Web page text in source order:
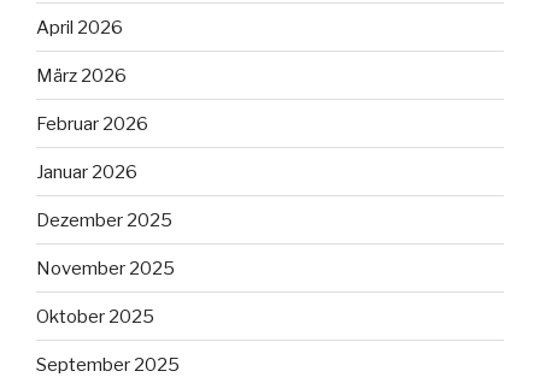
April 2026
März 2026
Februar 2026
Januar 2026
Dezember 2025
November 2025
Oktober 2025
September 2025